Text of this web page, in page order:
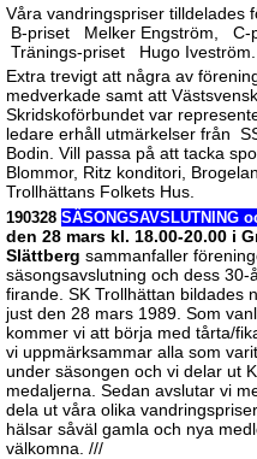
Våra vandringspriser tilldelades
B-priset Melker Engström,
Tränings-priset Hugo Iveström.
Extra trevigt att några av
medverkade samt att
Skridskoförbundet var
ledare erhåll utmärkelser från
Bodin. Vill passa på att tacka
Blommor, Ritz konditori,
Trollhättans Folkets Hus.
190328 SÄSONGSAVSLUTNING
den 28 mars kl. 18.00-20.00 i
Slättberg sammanfaller
säsongsavslutning och dess 30-
firande. SK Trollhättan bildades
just den 28 mars 1989. Som
kommer vi att börja med tårta/
vi uppmärksammar alla som
under säsongen och vi delar ut
medaljerna. Sedan avslutar vi
dela ut våra olika
hälsar såväl gamla och nya
välkomna. ///